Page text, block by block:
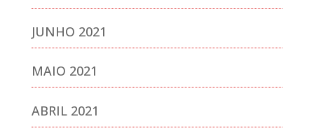
JUNHO 2021
MAIO 2021
ABRIL 2021